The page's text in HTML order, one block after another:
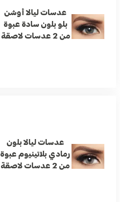
عدسات ليالا أوشن
بلو بلون سادة عبوة
من 2 عدسات لاصقة
عدسات ليالا بلون
رمادي بلاتينيوم عبوة
من 2 عدسات لاصقة